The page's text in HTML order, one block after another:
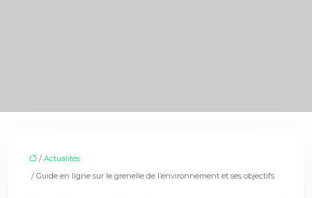
/ Actualités
/ Guide en ligne sur le grenelle de l’environnement et ses objectifs